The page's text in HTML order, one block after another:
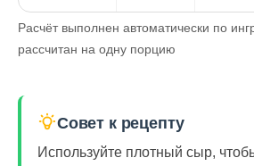
Расчёт выполнен автоматически по
рассчитан на одну порцию
Совет к рецепту
Используйте плотный сыр,